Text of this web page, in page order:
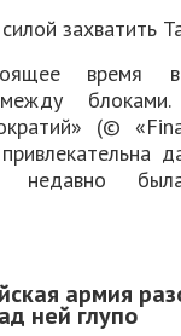
захватить
время
между
(©
недавно
армия
ней глупо